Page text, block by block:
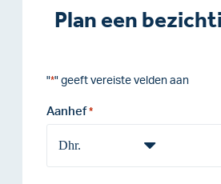
Plan een
"*" geeft vereiste velden aan
Aanhef *